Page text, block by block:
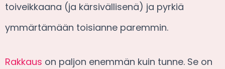
toiveikkaana (ja kärsivällisenä) ja pyrkiä
ymmärtämään toisianne paremmin.
Rakkaus on paljon enemmän kuin tunne. Se on